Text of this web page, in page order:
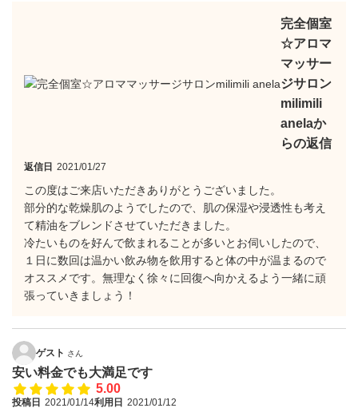
完全個室
☆アロマ
マッサー
ジサロン
milimili
anelaか
らの返信
返信日 2021/01/27
この度はご来店いただきありがとうございました。
部分的な乾燥肌のようでしたので、肌の保湿や浸透性も考え
て精油をブレンドさせていただきました。
冷たいものを好んで飲まれることが多いとお伺いしたので、
１日に数回は温かい飲み物を飲用すると体の中が温まるので
オススメです。無理なく徐々に回復へ向かえるよう一緒に頑
張っていきましょう！
ゲスト さん
安い料金でも大満足です
5.00
投稿日 2021/01/14利用日 2021/01/12